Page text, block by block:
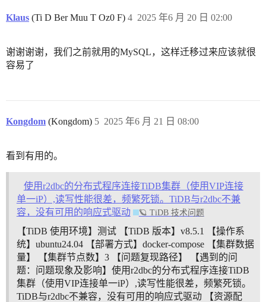
Klaus (Ti D Ber Muu T Oz0 F) 2025 年6 月 20 日 02:00
4
谢谢谢谢，我们之前就用的MySQL，这样迁移过来应该就很
容易了
Kongdom (Kongdom) 2025 年6 月 21 日 08:00
5
看到有用的。
使用r2dbc的分布式程序连接TiDB集群（使用VIP连接
单一iP）,读写性能很差，频繁死锁。TiDB与r2dbc不兼
容，没有可用的响应式驱动
🪐 TiDB 技术问题
【TiDB 使用环境】测试 【TiDB 版本】v8.5.1 【操作系
统】ubuntu24.04 【部署方式】docker-compose 【集群数据
量】 【集群节点数】3 【问题复现路径】 【遇到的问
题：问题现象及影响】使用r2dbc的分布式程序连接TiDB
集群（使用VIP连接单一iP）,读写性能很差，频繁死锁。
TiDB与r2dbc不兼容，没有可用的响应式驱动 【资源配